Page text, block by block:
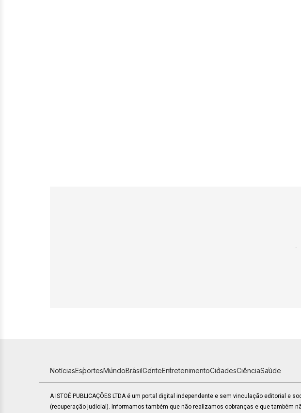
NotíciasEsportesMundoBrasilGenteEntretenimentoCidadesCiênciaSaúde
A ISTOÉ PUBLICAÇÕES LTDA é um portal digital independente e sem vinculação editorial e
(recuperação judicial). Informamos também que não realizamos cobranças e que também